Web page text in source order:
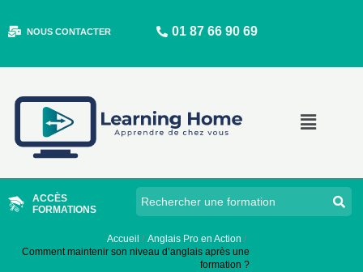
au
NOUS CONTACTER 01 87 66 90 69
Main
ACCÈS
FORMATIONS
Accueil
Anglais Pro en Action
Comment maintenir son niveau d’anglais après une
formation ?